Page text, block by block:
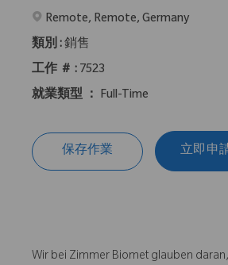
在2地點提供 :
Remote, Remote, Germany
類別 :銷售
工作 ＃ : 7523
就業類型 ： Full-Time
保存作業 立即申
Wir bei Zimmer Biomet glauben